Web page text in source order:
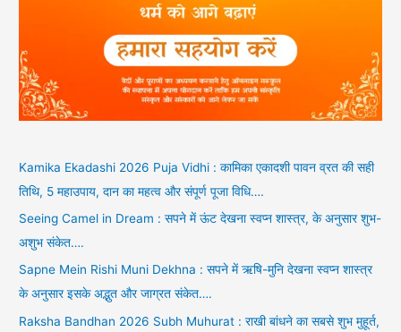
Kamika Ekadashi 2026 Puja Vidhi : कामिका एकादशी पावन व्रत की सही
तिथि, 5 महाउपाय, दान का महत्व और संपूर्ण पूजा विधि….
Seeing Camel in Dream : सपने में ऊंट देखना स्वप्न शास्त्र, के अनुसार शुभ-
अशुभ संकेत….
Sapne Mein Rishi Muni Dekhna : सपने में ऋषि-मुनि देखना स्वप्न शास्त्र
के अनुसार इसके अद्भुत और जाग्रत संकेत….
Raksha Bandhan 2026 Subh Muhurat : राखी बांधने का सबसे शुभ मुहूर्त,